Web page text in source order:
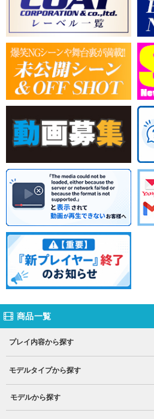
商品一覧
プレイ内容から探す
モデルタイプから探す
モデルから探す